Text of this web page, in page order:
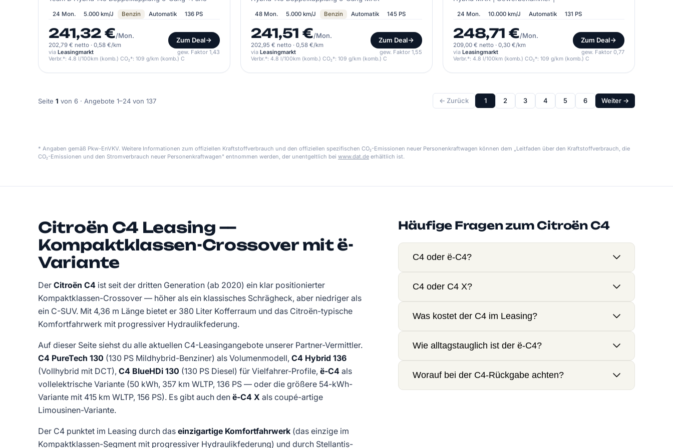
24 Mon. 5.000 km/J Benzin Automatik 136 PS
241,32 €/Mon.
202,79 € netto · 0,58 €/km
Zum Deal
via Leasingmarkt gew. Faktor 1,43
Verbr.*: 4.8 l/100km (komb.) CO₂*: 109 g/km (komb.) C
48 Mon. 5.000 km/J Benzin Automatik 145 PS
241,51 €/Mon.
202,95 € netto · 0,58 €/km
Zum Deal
via Leasingmarkt gew. Faktor 1,55
Verbr.*: 4.8 l/100km (komb.) CO₂*: 109 g/km (komb.) C
24 Mon. 10.000 km/J Automatik 131 PS
248,71 €/Mon.
209,00 € netto · 0,30 €/km
Zum Deal
via Leasingmarkt gew. Faktor 0,77
Verbr.*: 4.8 l/100km (komb.) CO₂*: 109 g/km (komb.) C
Seite 1 von 6 · Angebote 1–24 von 137 ← Zurück 1 2 3 4 5 6 Weiter →
* Angaben gemäß Pkw-EnVKV. Weitere Informationen zum offiziellen Kraftstoffverbrauch und den offiziellen spezifischen CO₂-Emissionen neuer Personenkraftwagen können dem „Leitfaden über den Kraftstoffverbrauch, die
CO₂-Emissionen und den Stromverbrauch neuer Personenkraftwagen" entnommen werden, der unentgeltlich bei www.dat.de erhältlich ist.
Citroën C4 Leasing —
Kompaktklassen-Crossover mit ë-
Variante
Der Citroën C4 ist seit der dritten Generation (ab 2020) ein klar positionierter
Kompaktklassen-Crossover — höher als ein klassisches Schrägheck, aber niedriger als
ein C-SUV. Mit 4,36 m Länge bietet er 380 Liter Kofferraum und das Citroën-typische
Komfortfahrwerk mit progressiver Hydraulikfederung.
Auf dieser Seite siehst du alle aktuellen C4-Leasingangebote unserer Partner-Vermittler.
C4 PureTech 130 (130 PS Mildhybrid-Benziner) als Volumenmodell, C4 Hybrid 136
(Vollhybrid mit DCT), C4 BlueHDi 130 (130 PS Diesel) für Vielfahrer-Profile, ë-C4 als
vollelektrische Variante (50 kWh, 357 km WLTP, 136 PS — oder die größere 54-kWh-
Variante mit 415 km WLTP, 156 PS). Es gibt auch den ë-C4 X als coupé-artige
Limousinen-Variante.
Der C4 punktet im Leasing durch das einzigartige Komfortfahrwerk (das einzige im
Kompaktklassen-Segment mit progressiver Hydraulikfederung) und durch Stellantis-
Häufige Fragen zum Citroën C4
C4 oder ë-C4?
C4 oder C4 X?
Was kostet der C4 im Leasing?
Wie alltagstauglich ist der ë-C4?
Worauf bei der C4-Rückgabe achten?